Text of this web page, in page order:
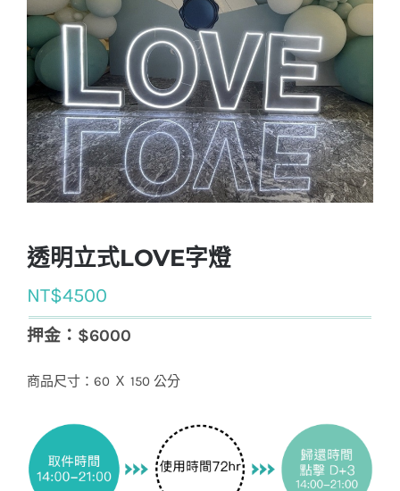
透明立式LOVE字燈
NT$4500
押金：$6000
商品尺寸：60 Ｘ 150 公分